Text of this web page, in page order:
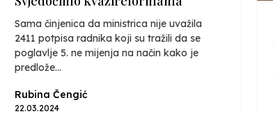
Sama činjenica da ministrica nije uvažila
2411 potpisa radnika koji su tražili da se
poglavlje 5. ne mijenja na način kako je
predlože...
Rubina Čengić
22.03.2024